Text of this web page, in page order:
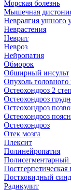
Морская болезнь
Мышечная
Невралгия ушного
Неврастения
Неврит
Невроз
Нейропатия
Обморок
Обширный инсульт
Опухоль головного
Остеохондроз 2
Остеохондроз
Остеохондроз
Остеохондроз
Остеохондроз
Отек мозга
Плексит
Полинейропатия
Полисегментарный
Постгерпетическая
Постковидный
Радикулит